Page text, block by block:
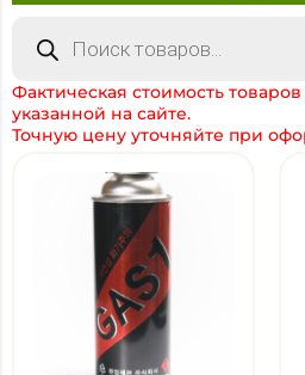
Фактическая стоимость
указанной на сайте.
Точную цену уточняйте при